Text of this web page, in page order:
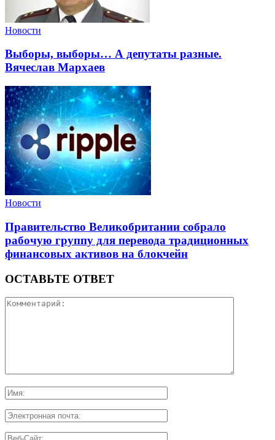
Новости
Выборы, выборы… А депутаты разные.
Вячеслав Мархаев
Новости
Правительство Великобритании собрало
рабочую группу для перевода традиционных
финансовых активов на блокчейн
ОСТАВЬТЕ ОТВЕТ